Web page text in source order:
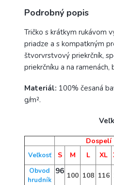
Podrobný popis
Tričko s krátkym rukávom
priadze a s kompatkným
štvorvrstvový priekrčník,
priekrčníku a na ramenách,
Materiál: 100% česaná
g/m².
Dospelí
Veľkosť S M L XL
Obvod
hrudník
96 100 108 116